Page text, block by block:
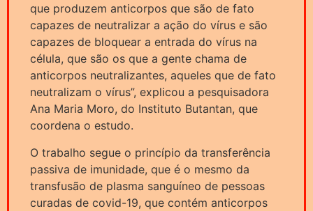
que produzem anticorpos que são de fato
capazes de neutralizar a ação do vírus e são
capazes de bloquear a entrada do vírus na
célula, que são os que a gente chama de
anticorpos neutralizantes, aqueles que de fato
neutralizam o vírus”, explicou a pesquisadora
Ana Maria Moro, do Instituto Butantan, que
coordena o estudo.
O trabalho segue o princípio da transferência
passiva de imunidade, que é o mesmo da
transfusão de plasma sanguíneo de pessoas
curadas de covid-19, que contém anticorpos